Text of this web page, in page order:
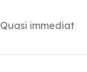
Quasi immediat